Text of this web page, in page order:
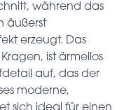
während das
äußerst
erzeugt. Das
ist ärmellos
auf, das der
moderne,
sich ideal für einen